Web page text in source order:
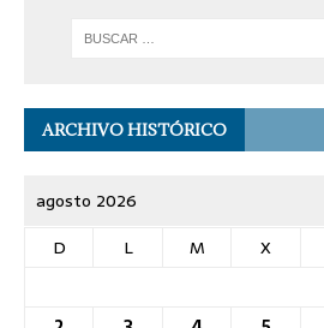
ARCHIVO HISTÓRICO
agosto 2026
D
L M X